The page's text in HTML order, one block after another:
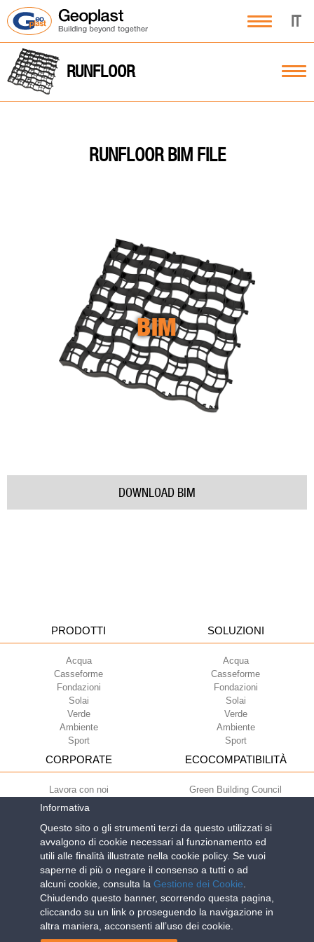
IT
RUNFLOOR
RUNFLOOR BIM FILE
BIM
DOWNLOAD BIM
PRODOTTI
Acqua
Casseforme
Fondazioni
Solai
Verde
Ambiente
Sport
SOLUZIONI
Acqua
Casseforme
Fondazioni
Solai
Verde
Ambiente
Sport
CORPORATE
Lavora con noi
Termini di utilizzo
Newsletter
ECOCOMPATIBILITÀ
Green Building Council
Geoplast S.p.A.
| Via Martiri della Libertà, 6/8 - 35010 Grantorto (Padova)
ITALY - Tel+39 049 9490289 - info@geoplastglobal.com
Reg. Impr. PD. n. 03285310284 - R.E.A. n. 300667 P.IVA e C.F.
03285310284 | Cap. Soc. Euro 2.000.000 i.v. | PRIVACY POLICY
FESR Regione del Veneto
Informativa
Questo sito o gli strumenti terzi da questo utilizzati si
avvalgono di cookie necessari al funzionamento ed
utili alle finalità illustrate nella cookie policy. Se vuoi
saperne di più o negare il consenso a tutti o ad
alcuni cookie, consulta la Gestione dei Cookie
Chiudendo questo banner, scorrendo questa pagina,
cliccando su un link o proseguendo la navigazione in
altra maniera, acconsenti all’uso dei cookie.